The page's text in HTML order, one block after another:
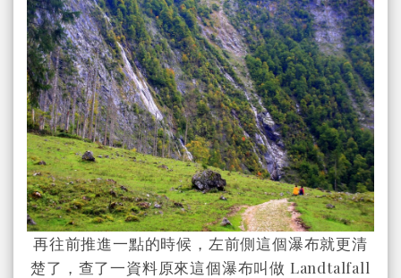
再往前推進一點的時候，左前側這個瀑布就更清
楚了，查了一資料原來這個瀑布叫做 Landtalfall